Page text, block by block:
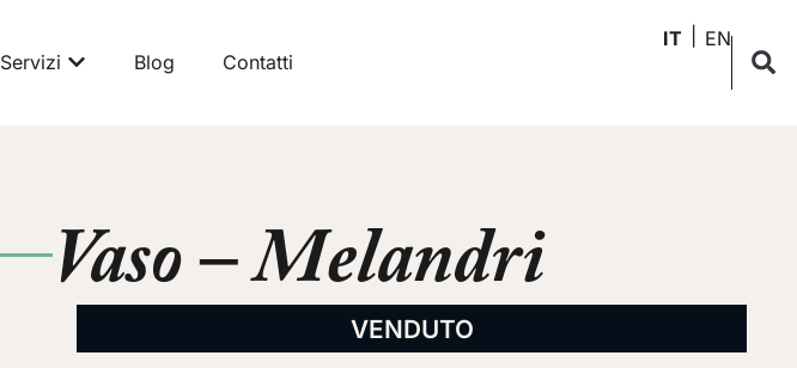
Servizi Blog Contatti
IT EN
Vaso – Melandri
VENDUTO